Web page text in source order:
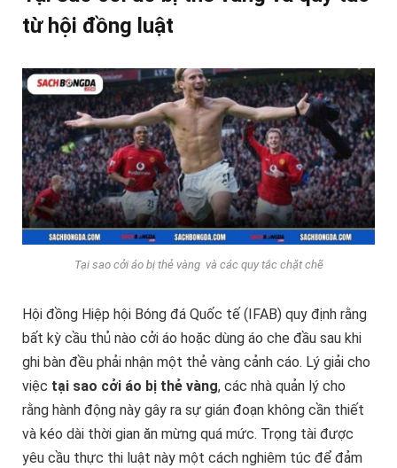
từ hội đồng luật
Tại sao cởi áo bị thẻ vàng và các quy tắc chặt chẽ
Hội đồng Hiệp hội Bóng đá Quốc tế (IFAB) quy định rằng
bất kỳ cầu thủ nào cởi áo hoặc dùng áo che đầu sau khi
ghi bàn đều phải nhận một thẻ vàng cảnh cáo. Lý giải cho
việc tại sao cởi áo bị thẻ vàng, các nhà quản lý cho
rằng hành động này gây ra sự gián đoạn không cần thiết
và kéo dài thời gian ăn mừng quá mức. Trọng tài được
yêu cầu thực thi luật này một cách nghiêm túc để đảm